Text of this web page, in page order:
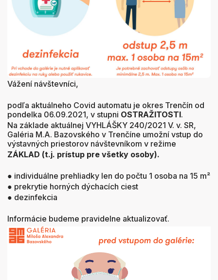
Vážení návštevníci,
podľa aktuálneho Covid automatu je okres Trenčín od
pondelka 06.09.2021, v stupni OSTRAŽITOSTI.
Na základe aktuálnej VYHLÁŠKY 240/2021 V. v. SR,
Galéria M.A. Bazovského v Trenčíne umožní vstup do
výstavných priestorov návštevníkom v režime
ZÁKLAD (t.j. prístup pre všetky osoby).
● individuálne prehliadky len do počtu 1 osoba na 15 m²
● prekrytie horných dýchacích ciest
● dezinfekcia
Informácie budeme pravidelne aktualizovať.